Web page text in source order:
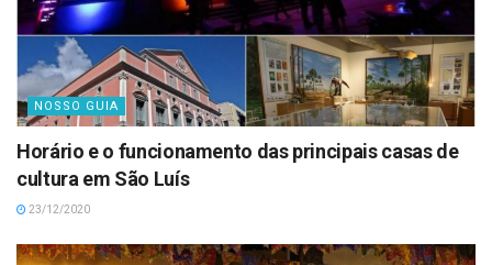
NOSSO GUIA
Horário e o funcionamento das principais casas de
cultura em São Luís
23/12/2020